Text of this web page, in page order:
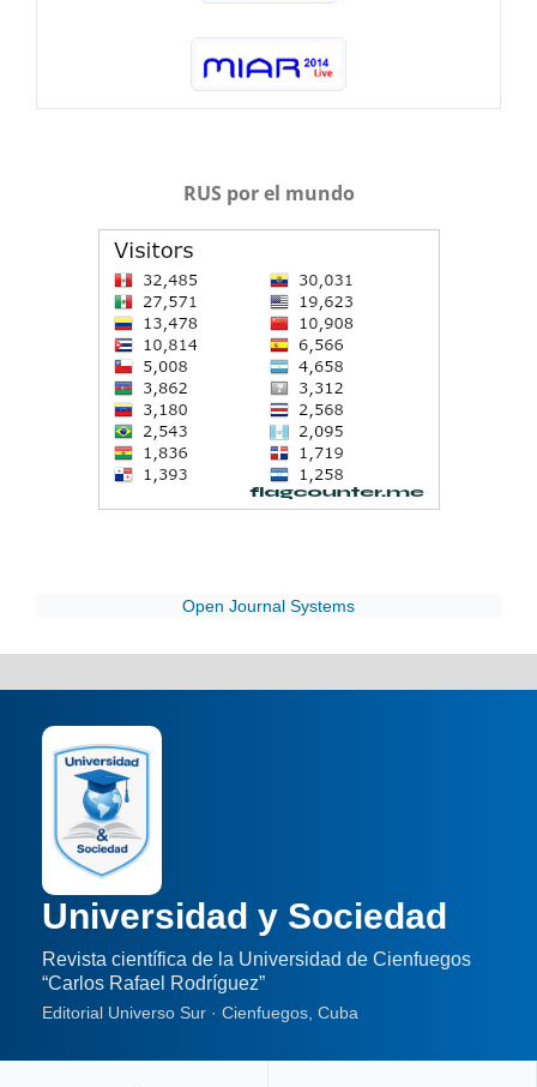
RUS por el mundo
Open Journal Systems
Universidad y Sociedad
Revista científica de la Universidad de Cienfuegos
“Carlos Rafael Rodríguez”
Editorial Universo Sur · Cienfuegos, Cuba